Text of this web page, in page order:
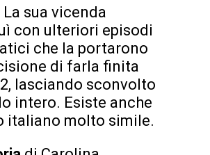
sua vicenda
con ulteriori episodi
che la portarono
di farla finita
lasciando sconvolto
intero. Esiste anche
italiano molto simile.